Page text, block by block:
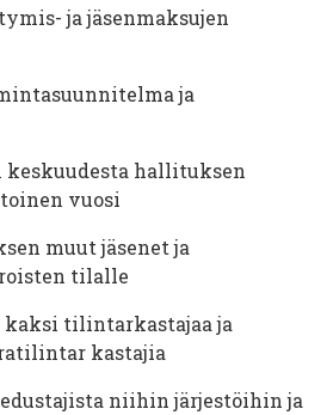
ja jäsenmaksujen
ja
keskuudesta hallituksen
vuosi
muut jäsenet ja
tilalle
tilintarkastajaa ja
kastajia
niihin järjestöihin ja